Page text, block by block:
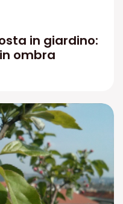
in giardino:
ombra